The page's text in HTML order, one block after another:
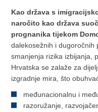
Kao država s
naročito kao država
prognanika tijekom
dalekosežnih i dugoročnih
smanjenja rizika izbijanja,
Hrvatska se zalaže za
izgradnje mira, što
međunacionalnu i
razoružanje,